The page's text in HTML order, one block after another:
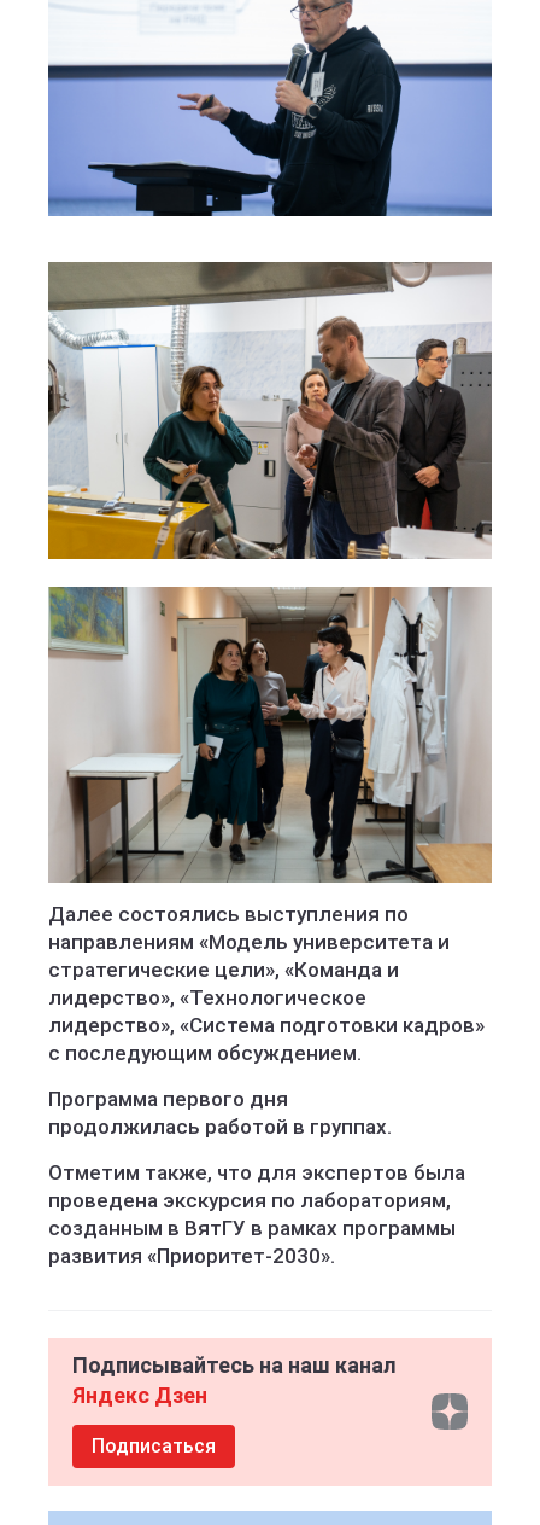
Далее состоялись выступления по
направлениям «Модель университета и
стратегические цели», «Команда и
лидерство», «Технологическое
лидерство», «Система подготовки кадров»
с последующим обсуждением.
Программа первого дня
продолжилась работой в группах.
Отметим также, что для экспертов была
проведена экскурсия по лабораториям,
созданным в ВятГУ в рамках программы
развития «Приоритет-2030».
Подписывайтесь на наш канал
Яндекс Дзен
Подписаться